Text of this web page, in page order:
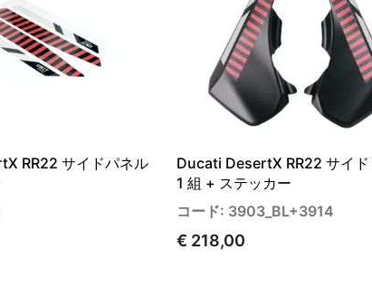
RR22 サイドパネル
Ducati DesertX RR22 サイド
1 組 + ステッカー
コード: 3903_BL+3914
€ 218,00